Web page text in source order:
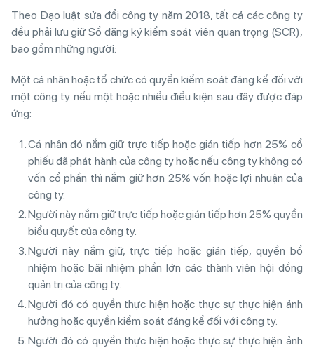
Theo Đạo luật sửa đổi công ty năm 2018, tất cả các công ty
đều phải lưu giữ Sổ đăng ký kiểm soát viên quan trọng (SCR),
bao gồm những người:
Một cá nhân hoặc tổ chức có quyền kiểm soát đáng kể đối với
một công ty nếu một hoặc nhiều điều kiện sau đây được đáp
ứng:
Cá nhân đó nắm giữ trực tiếp hoặc gián tiếp hơn 25% cổ
phiếu đã phát hành của công ty hoặc nếu công ty không có
vốn cổ phần thì nắm giữ hơn 25% vốn hoặc lợi nhuận của
công ty.
Người này nắm giữ trực tiếp hoặc gián tiếp hơn 25% quyền
biểu quyết của công ty.
Người này nắm giữ, trực tiếp hoặc gián tiếp, quyền bổ
nhiệm hoặc bãi nhiệm phần lớn các thành viên hội đồng
quản trị của công ty.
Người đó có quyền thực hiện hoặc thực sự thực hiện ảnh
hưởng hoặc quyền kiểm soát đáng kể đối với công ty.
Người đó có quyền thực hiện hoặc thực sự thực hiện ảnh